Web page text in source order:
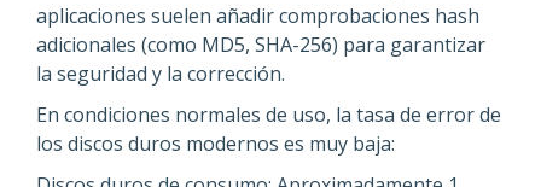
aplicaciones suelen añadir comprobaciones hash
adicionales (como MD5, SHA-256) para garantizar
la seguridad y la corrección.
En condiciones normales de uso, la tasa de error de
los discos duros modernos es muy baja: